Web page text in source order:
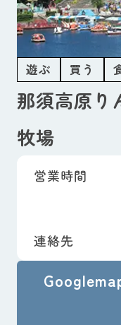
遊ぶ 買う
那須高原り
牧場
営業時間
連絡先